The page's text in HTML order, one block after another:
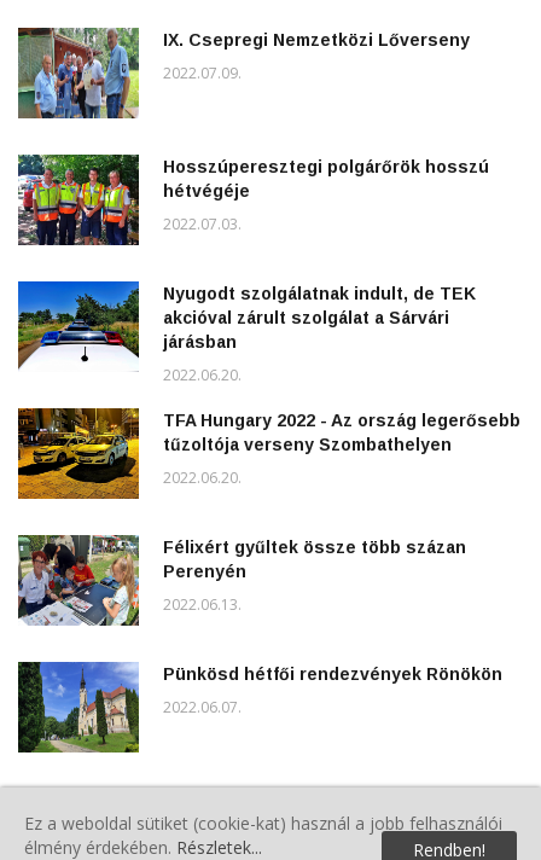
IX. Csepregi Nemzetközi Lőverseny
2022.07.09.
Hosszúperesztegi polgárőrök hosszú
hétvégéje
2022.07.03.
Nyugodt szolgálatnak indult, de TEK
akcióval zárult szolgálat a Sárvári
járásban
2022.06.20.
TFA Hungary 2022 - Az ország legerősebb
tűzoltója verseny Szombathelyen
2022.06.20.
Félixért gyűltek össze több százan
Perenyén
2022.06.13.
Pünkösd hétfői rendezvények Rönökön
2022.06.07.
2022.06.04.
Ez a weboldal sütiket (cookie-kat) használ a jobb felhasználói
élmény érdekében. Részletek... Rendben!